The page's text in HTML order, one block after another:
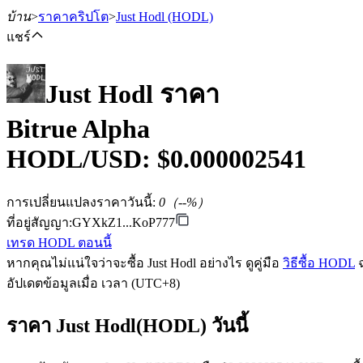
ฟิวเจอร์ส
ฟิวเจอร์ส USDT
ฟิวเจอร์สที่ใช้ USDT เป็นหลักประกัน
บ้าน>ราคาคริปโต>Just Hodl (HODL)
แชร์
Just Hodl ราคา
Bitrue Alpha
HODL/USD: $0.000002541
การเปลี่ยนแปลงราคาวันนี้: 0 （--%）
ที่อยู่สัญญา:GYXkZ1...KoP777
เทรด HODL ตอนนี้
หากคุณไม่แน่ใจว่าจะซื้อ Just Hodl อย่างไร ดูคู่มือ วิธีซื้อ HODL
อัปเดตข้อมูลเมื่อ เวลา (UTC+8)
ราคา Just Hodl(HODL) วันนี้